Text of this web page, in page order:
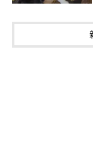
ているかもしれませ
また、人も発熱時は